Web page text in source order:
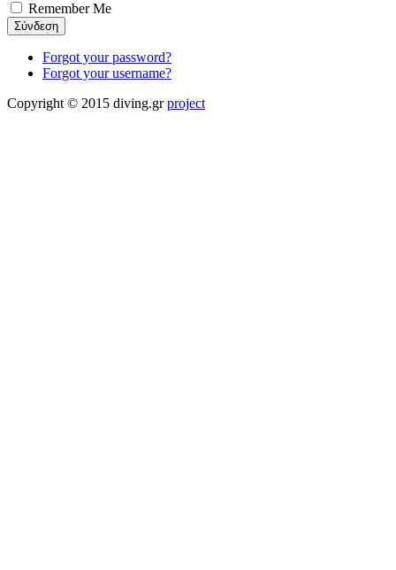
Remember Me
Forgot your password?
Forgot your username?
Copyright © 2015 diving.grproject